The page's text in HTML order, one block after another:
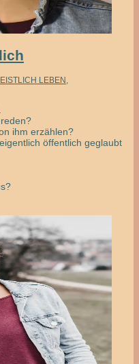
LEBEN ,
ihm erzählen?
öffentlich geglaubt